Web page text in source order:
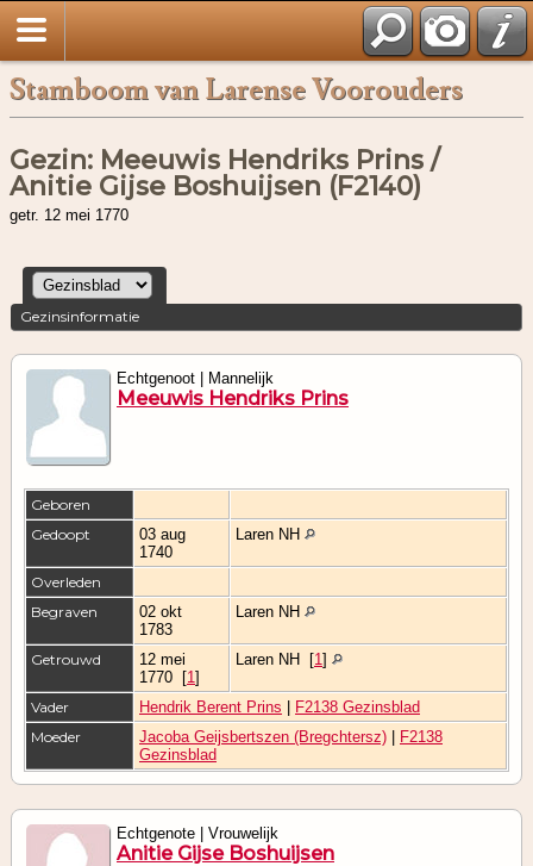
Stamboom van Larense Voorouders
Gezin: Meeuwis Hendriks Prins /
Anitie Gijse Boshuijsen (F2140)
getr. 12 mei 1770
Gezinsinformatie
Echtgenoot | Mannelijk
Meeuwis Hendriks Prins
Geboren
Gedoopt
03 aug
1740
Laren NH
Overleden
Begraven
02 okt
1783
Laren NH
Getrouwd
12 mei
1770
[1 ]
Laren NH [1 ]
Vader Hendrik Berent Prins
F2138 Gezinsblad
Moeder
Jacoba Geijsbertszen (Bregchtersz)
F2138
Gezinsblad
Echtgenote | Vrouwelijk
Anitie Gijse Boshuijsen